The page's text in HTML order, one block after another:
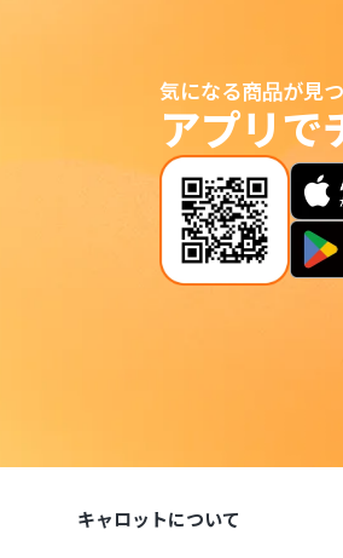
気になる商品が見
アプリで
キャロットについて